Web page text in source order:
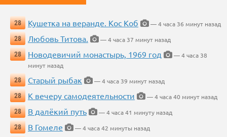
28 Кушетка на веранде. Кос Коб
— 4 часа 36 минут назад
28
Любовь Титова.
— 4 часа 37 минут назад
28
Новодевичий монастырь, 1969 год
— 4 часа 38
минут назад
28
Старый рыбак
— 4 часа 39 минут назад
28
К вечеру самодеятельности
— 4 часа 40 минут назад
28
В далёкий путь
— 4 часа 41 минуту назад
28
В Гомеле
— 4 часа 42 минуты назад